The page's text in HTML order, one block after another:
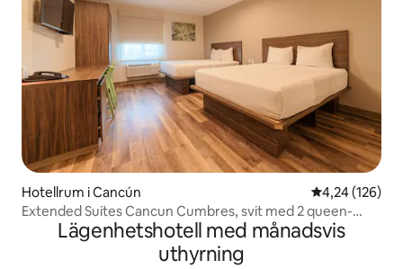
Hotellrum i Cancún 4,24 av 5 i
4,24 (126)
Extended Suites Cancun Cumbres, svit med 2 queen-
size-sängar
Lägenhetshotell med månadsvis
uthyrning